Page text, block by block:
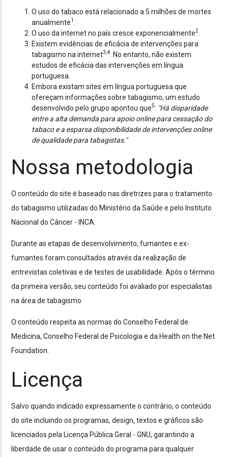
O uso do tabaco está relacionado a 5 milhões de mortes
anualmente1
O uso da internet no país cresce exponencialmente2
Existem evidências de eficácia de intervenções para
tabagismo na internet3,4 . No entanto, não existem
estudos de eficácia das intervenções em língua
portuguesa.
Embora existam sites em língua portuguesa que
ofereçam informações sobre tabagismo, um estudo
desenvolvido pelo grupo apontou que5: "Há disparidade
entre a alta demanda para apoio online para cessação do
tabaco e a esparsa disponibilidade de intervenções online
de qualidade para tabagistas."
Nossa metodologia
O conteúdo do site é baseado nas diretrizes para o tratamento
do tabagismo utilizadas do Ministério da Saúde e pelo Instituto
Nacional do Câncer - INCA.
Durante as etapas de desenvolvimento, fumantes e ex-
fumantes foram consultados através da realização de
entrevistas coletivas e de testes de usabilidade. Após o término
da primeira versão, seu conteúdo foi avaliado por especialistas
na área de tabagismo
O conteúdo respeita as normas do Conselho Federal de
Medicina, Conselho Federal de Psicologia e da Health on the Net
Foundation.
Licença
Salvo quando indicado expressamente o contrário, o conteúdo
do site incluindo os programas, design, textos e gráficos são
licenciados pela Licença Pública Geral - GNU, garantindo a
liberdade de usar o conteúdo do programa para qualquer